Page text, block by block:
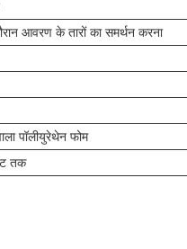
आवरण के तारों का समर्थन करना
पॉलीयुरेथेन फोम
तक